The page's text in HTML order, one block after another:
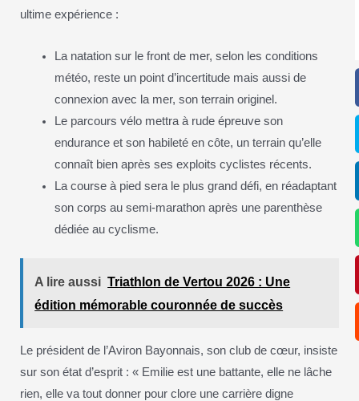
ultime expérience :
La natation sur le front de mer, selon les conditions
météo, reste un point d’incertitude mais aussi de
connexion avec la mer, son terrain originel.
Le parcours vélo mettra à rude épreuve son
endurance et son habileté en côte, un terrain qu’elle
connaît bien après ses exploits cyclistes récents.
La course à pied sera le plus grand défi, en réadaptant
son corps au semi-marathon après une parenthèse
dédiée au cyclisme.
A lire aussi Triathlon de Vertou 2026 : Une
édition mémorable couronnée de succès
Le président de l’Aviron Bayonnais, son club de cœur, insiste
sur son état d’esprit : « Emilie est une battante, elle ne lâche
rien, elle va tout donner pour clore une carrière digne